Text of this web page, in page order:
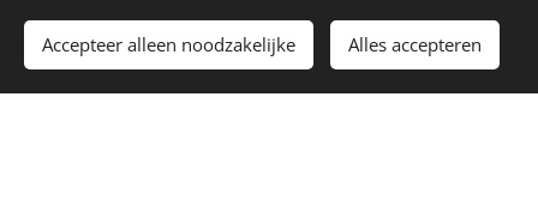
Accepteer alleen noodzakelijke Alles accepteren